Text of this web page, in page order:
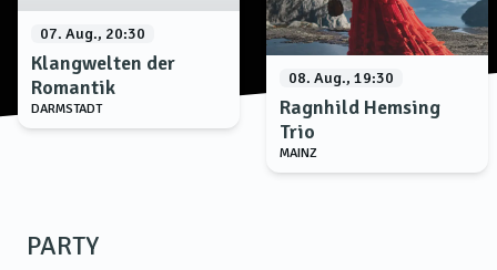
07. Aug., 20:30
Klangwelten der
Romantik
DARMSTADT
08. Aug., 19:30
Ragnhild Hemsing
Trio
MAINZ
PARTY